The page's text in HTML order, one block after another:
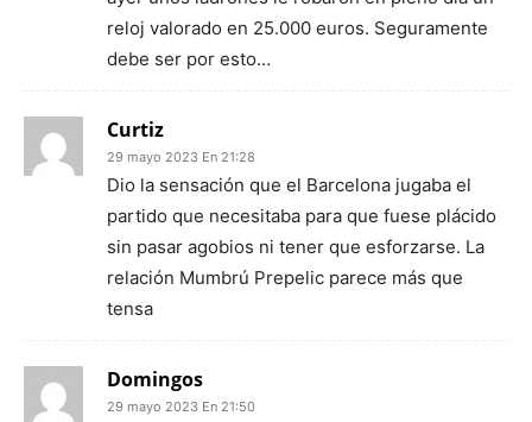
reloj valorado en 25.000 euros. Seguramente
debe ser por esto…
Curtiz
29 mayo 2023 En 21:28
Dio la sensación que el Barcelona jugaba el
partido que necesitaba para que fuese plácido
sin pasar agobios ni tener que esforzarse. La
relación Mumbrú Prepelic parece más que
tensa
Domingos
29 mayo 2023 En 21:50